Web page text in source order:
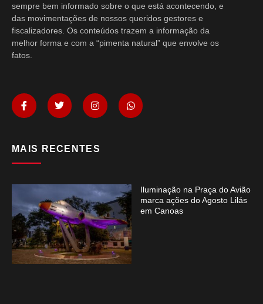
sempre bem informado sobre o que está acontecendo, e
das movimentações de nossos queridos gestores e
fiscalizadores. Os conteúdos trazem a informação da
melhor forma e com a “pimenta natural” que envolve os
fatos.
MAIS RECENTES
Iluminação na Praça do Avião
marca ações do Agosto Lilás
em Canoas